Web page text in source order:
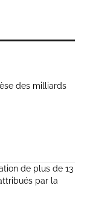
des milliards
de plus de 13
par la